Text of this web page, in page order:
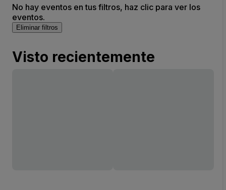
No hay eventos en tus filtros, haz clic para ver los
eventos.
Eliminar filtros
Visto recientemente